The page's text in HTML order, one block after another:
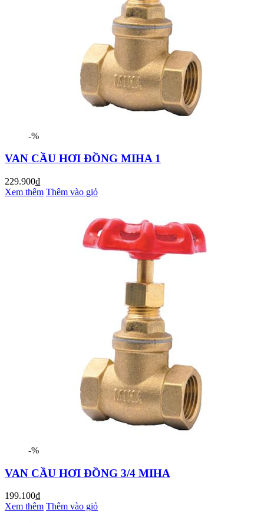
-%
VAN CẦU HƠI ĐỒNG MIHA 1
229.900₫
Xem thêm Thêm vào giỏ
-%
VAN CẦU HƠI ĐỒNG 3/4 MIHA
199.100₫
Xem thêm Thêm vào giỏ